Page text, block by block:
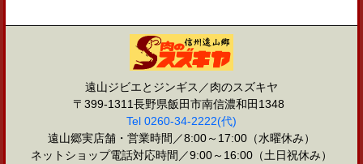
遠山ジビエとジンギス／肉のスズキヤ
〒399-1311長野県飯田市南信濃和田1348
Tel 0260-34-2222(代)
遠山郷実店舗・営業時間／8:00～17:00（水曜休み）
ネットショップ電話対応時間／9:00～16:00（土日祝休み）